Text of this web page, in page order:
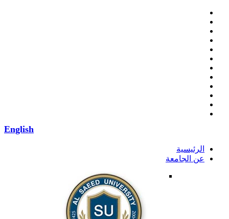
English
الرئيسية
عن الجامعة